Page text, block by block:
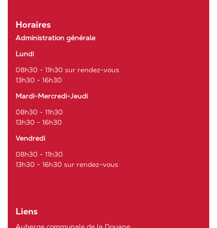
Horaires
Administration générale
Lundi
08h30 - 11h30 sur rendez-vous
13h30 - 16h30
Mardi-Mercredi-Jeudi
08h30 - 11h30
13h30 - 16h30
Vendredi
08h30 - 11h30
13h30 - 16h30 sur rendez-vous
Liens